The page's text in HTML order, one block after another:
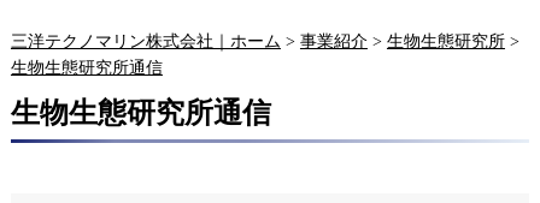
三洋テクノマリン株式会社｜ホーム > 事業紹介 > 生物生態研究所 >
生物生態研究所通信
生物生態研究所通信